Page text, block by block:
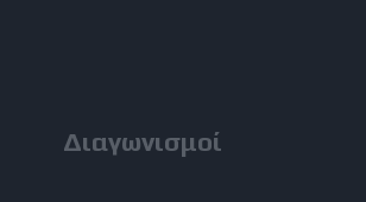
31 Ιούλιος, 2026
Διαγωνισμοί